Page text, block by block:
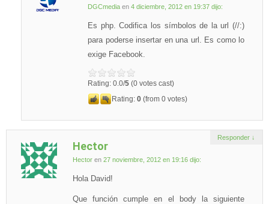
DGCmedia en 4 diciembre, 2012 en 19:37 dijo:
Es php. Codifica los símbolos de la url (//:)
para poderse insertar en una url. Es como lo
exige Facebook.
Rating: 0.0/5 (0 votes cast)
Rating: 0 (from 0 votes)
Hector
Hector en 27 noviembre, 2012 en 19:16 dijo:
Hola David!
Que función cumple en el body la siguiente
Responder ↓